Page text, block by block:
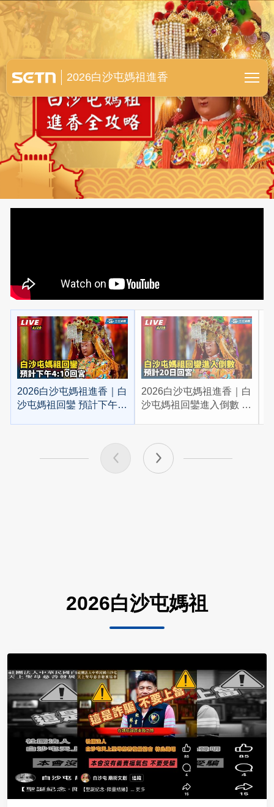
白沙屯媽祖進香全紀錄
2026白沙屯媽祖進香
2026白沙屯媽祖進香｜白
沙屯媽祖回鑾 預計下午
2026白沙屯媽祖進香｜白
沙屯媽祖回鑾進入倒數 預
2026白沙屯媽祖